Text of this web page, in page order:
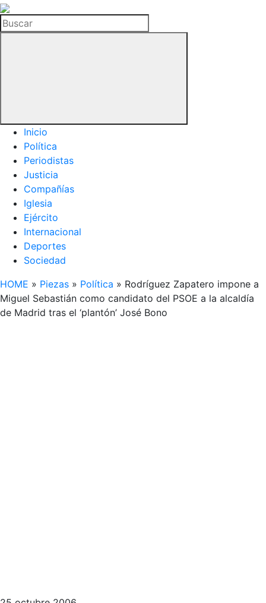
La
Hemeroteca
del
Buscar
Inicio
Política
Periodistas
Justicia
Compañías
Iglesia
Ejército
Internacional
Deportes
Sociedad
HOME » Piezas » Política » Rodríguez Zapatero impone a
Miguel Sebastián como candidato del PSOE a la alcaldía
de Madrid tras el ‘plantón’ José Bono